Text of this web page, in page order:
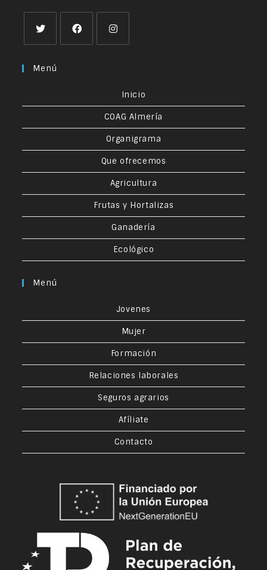
Menú
Inicio
COAG Almería
Organigrama
Que ofrecemos
Agricultura
Frutas y Hortalizas
Ganadería
Ecológico
Menú
Jovenes
Mujer
Formación
Relaciones laborales
Seguros agrarios
Afíliate
Contacto